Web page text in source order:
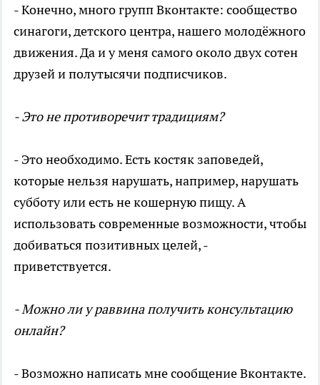
- Конечно, много групп Вконтакте: сообщество
синагоги, детского центра, нашего молодёжного
движения. Да и у меня самого около двух сотен
друзей и полутысячи подписчиков.
- Это не противоречит традициям?
- Это необходимо. Есть костяк заповедей,
которые нельзя нарушать, например, нарушать
субботу или есть не кошерную пищу. А
использовать современные возможности, чтобы
добиваться позитивных целей, -
приветствуется.
- Можно ли у раввина получить консультацию
онлайн?
- Возможно написать мне сообщение Вконтакте.